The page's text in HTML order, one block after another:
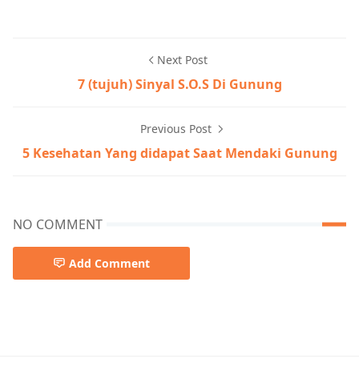
Next Post
7 (tujuh) Sinyal S.O.S Di Gunung
Previous Post
5 Kesehatan Yang didapat Saat Mendaki Gunung
NO COMMENT
Add Comment